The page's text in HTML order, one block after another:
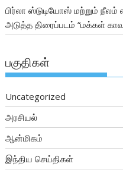
பிர்லா ஸ்டுடியோஸ் மற்றும்
அடுத்த திரைப்படம் “மக்கள்
பகுதிகள்
Uncategorized
அரசியல்
ஆன்மிகம்
இந்திய செய்திகள்